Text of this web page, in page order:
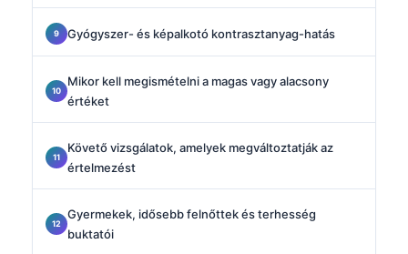
Gyógyszer- és képalkotó kontrasztanyag-hatás
Mikor kell megismételni a magas vagy alacsony
értéket
Követő vizsgálatok, amelyek megváltoztatják az
értelmezést
Gyermekek, idősebb felnőttek és terhesség
buktatói